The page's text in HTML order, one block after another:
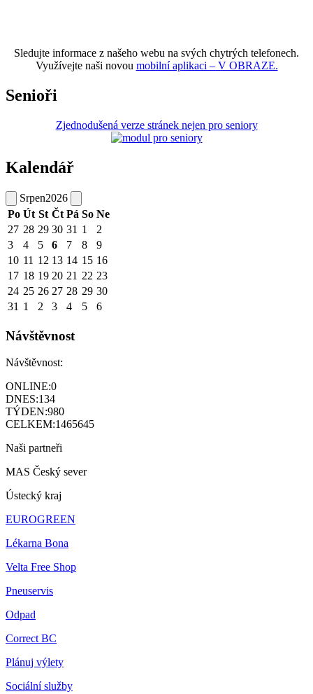
Sledujte informace z našeho webu na svých chytrých telefonech.
Využívejte naši novou mobilní aplikaci – V OBRAZE.
Senioři
Zjednodušená verze stránek nejen pro seniory
Kalendář
Srpen2026
Po Út St Čt Pá So Ne
27 28 29 30 31 1
2
3
4 5 6 7 8
9
10 11 12 13 14 15 16
17 18 19 20 21 22 23
24 25 26 27 28 29 30
31 1 2 3 4 5 6
Návštěvnost
Návštěvnost:
ONLINE:0
DNES:134
TÝDEN:980
CELKEM:1465645
Naši partneři
MAS Český sever
Ústecký kraj
EUROGREEN
Lékarna Bona
Velta Free Shop
Pneuservis
Odpad
Correct BC
Plánuj výlety
Sociální služby